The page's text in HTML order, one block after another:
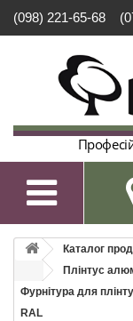
(098) 221-65-68
Каталог
Плінтус
Фурнітура для
RAL